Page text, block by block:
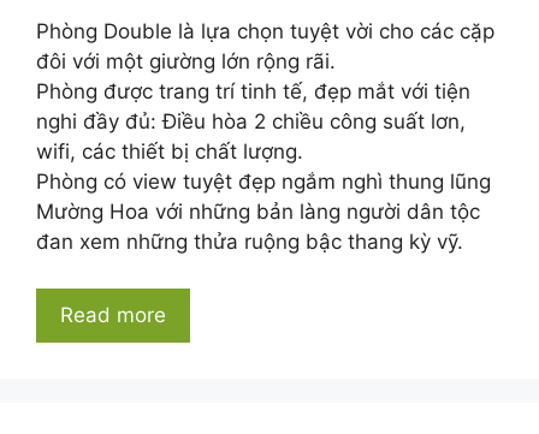
Phòng Double là lựa chọn tuyệt vời cho các cặp
đôi với một giường lớn rộng rãi.
Phòng được trang trí tinh tế, đẹp mắt với tiện
nghi đầy đủ: Điều hòa 2 chiều công suất lơn,
wifi, các thiết bị chất lượng.
Phòng có view tuyệt đẹp ngắm nghì thung lũng
Mường Hoa với những bản làng người dân tộc
đan xem những thửa ruộng bậc thang kỳ vỹ.
Read more